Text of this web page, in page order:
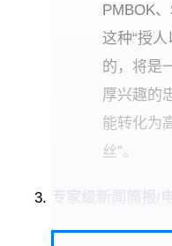
PMBOK
这种“授
的，将是
厚兴趣的
能转化为
丝”。